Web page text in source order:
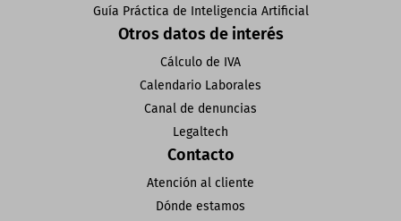
Guía Práctica de Inteligencia Artificial
Otros datos de interés
Cálculo de IVA
Calendario Laborales
Canal de denuncias
Legaltech
Contacto
Atención al cliente
Dónde estamos